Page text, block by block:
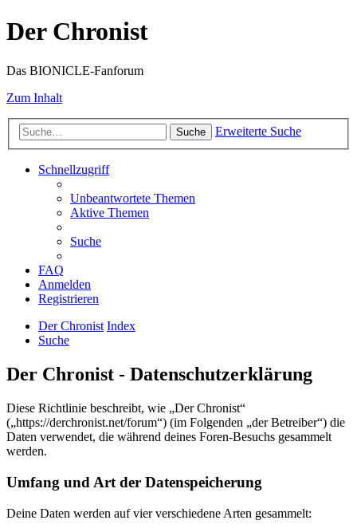
Der Chronist
Das BIONICLE-Fanforum
Zum Inhalt
Suche Erweiterte Suche
Schnellzugriff
Unbeantwortete Themen
Aktive Themen
Suche
FAQ
Anmelden
Registrieren
Der Chronist Index
Suche
Der Chronist - Datenschutzerklärung
Diese Richtlinie beschreibt, wie „Der Chronist“
(„https://derchronist.net/forum“) (im Folgenden „der Betreiber“) die
Daten verwendet, die während deines Foren-Besuchs gesammelt
werden.
Umfang und Art der Datenspeicherung
Deine Daten werden auf vier verschiedene Arten gesammelt: